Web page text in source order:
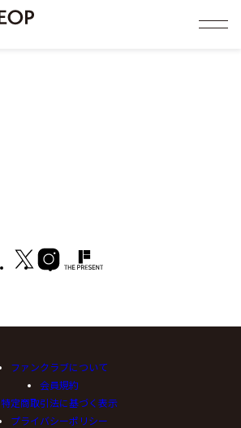
ファンクラブについて
会員規約
特定商取引法に基づく表示
プライバシーポリシー